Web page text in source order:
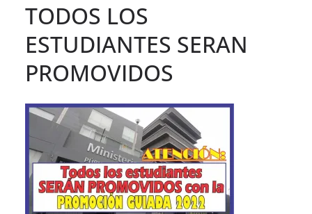
TODOS LOS
ESTUDIANTES SERAN
PROMOVIDOS